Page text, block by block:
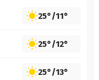
25°/11°
25°/12°
25°/13°